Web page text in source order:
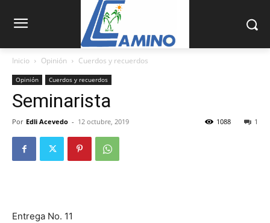
Inicio Opinión Cuerdos y recuerdos
Opinión Cuerdos y recuerdos
Seminarista
Por Edli Acevedo - 12 octubre, 2019 1
1088
Entrega No. 11